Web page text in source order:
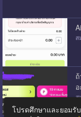
ส
ส
โปรดศึกษาและยอมรั